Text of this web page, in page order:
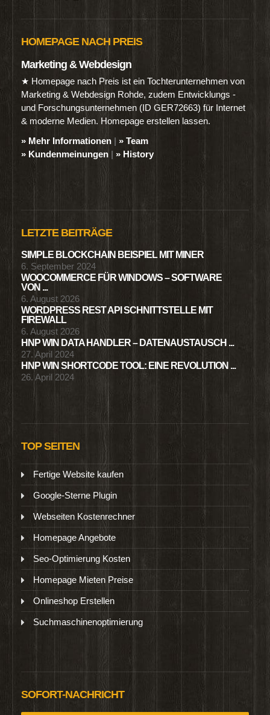
HOMEPAGE NACH PREIS
Marketing & Webdesign
★ Homepage nach Preis ist ein Tochterunternehmen von
Marketing & Webdesign Rohde, zudem Entwicklungs -
und Forschungsunternehmen (ID GER72663) für Internet
& moderne Medien. Homepage erstellen lassen.
» Mehr Informationen | » Team
» Kundenmeinungen | » History
LETZTE BEITRÄGE
SIMPLE BLOCKCHAIN BEISPIEL MIT MINER
6. September 2024
WOOCOMMERCE FÜR WINDOWS – SOFTWARE
VON ...
6. August 2026
WORDPRESS REST API SCHNITTSTELLE MIT
FIREWALL
6. August 2026
HNP WIN DATA HANDLER – DATENAUSTAUSCH ...
27. April 2024
HNP WIN SHORTCODE TOOL: EINE REVOLUTION ...
26. April 2024
TOP SEITEN
Fertige Website kaufen
Google-Sterne Plugin
Webseiten Kostenrechner
Homepage Angebote
Seo-Optimierung Kosten
Homepage Mieten Preise
Onlineshop Erstellen
Suchmaschinenoptimierung
SOFORT-NACHRICHT